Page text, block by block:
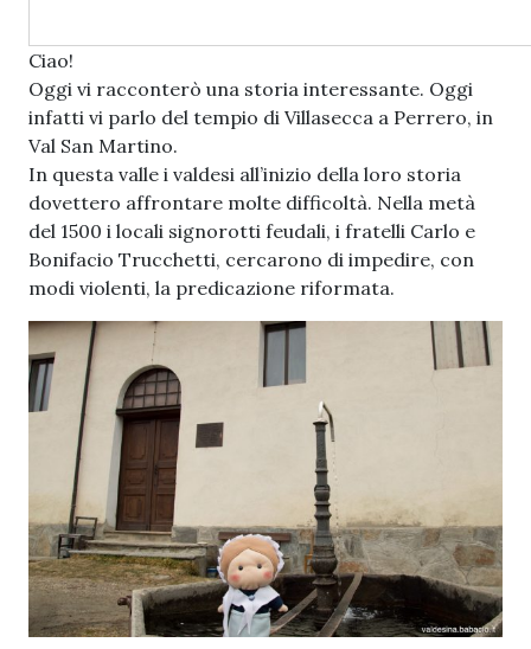
Ciao!
Oggi vi racconterò una storia interessante. Oggi
infatti vi parlo del tempio di Villasecca a Perrero, in
Val San Martino.
In questa valle i valdesi all’inizio della loro storia
dovettero affrontare molte difficoltà. Nella metà
del 1500 i locali signorotti feudali, i fratelli Carlo e
Bonifacio Trucchetti, cercarono di impedire, con
modi violenti, la predicazione riformata.